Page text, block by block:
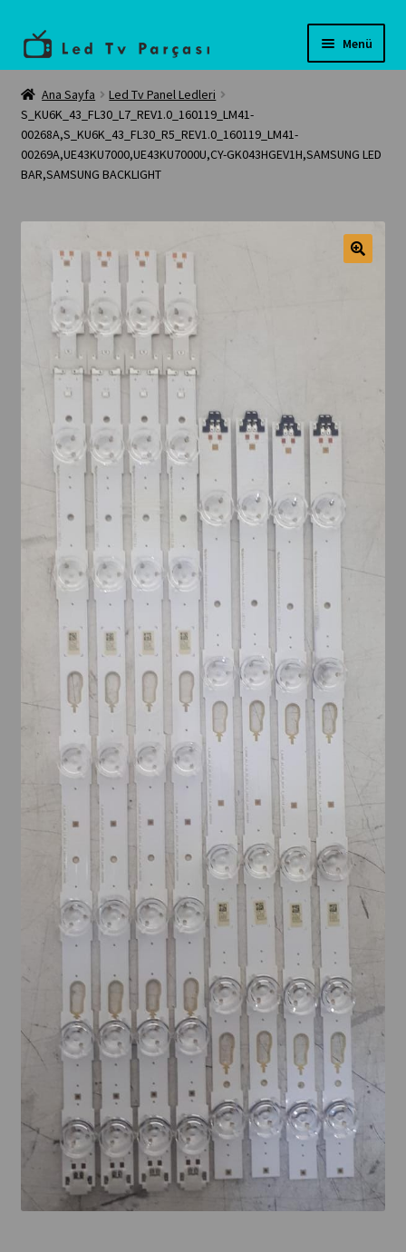
Dolaşıma
geç
İçeriğe
geç
Menü
Anasayfa
Teknik servis
Banka Bilgilerimiz
Ana Sayfa
Led Tv Panel Ledleri
S_KU6K_43_FL30_L7_REV1.0_160119_LM41-
00268A,S_KU6K_43_FL30_R5_REV1.0_160119_LM41-
00269A,UE43KU7000,UE43KU7000U,CY-GK043HGEV1H,SAMSUNG LED
BAR,SAMSUNG BACKLIGHT